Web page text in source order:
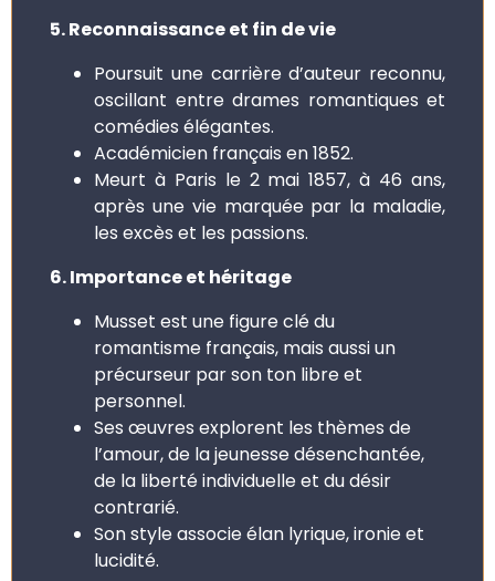
5. Reconnaissance et fin de vie
Poursuit une carrière d’auteur reconnu,
oscillant entre drames romantiques et
comédies élégantes.
Académicien français en 1852.
Meurt à Paris le 2 mai 1857, à 46 ans,
après une vie marquée par la maladie,
les excès et les passions.
6. Importance et héritage
Musset est une figure clé du
romantisme français, mais aussi un
précurseur par son ton libre et
personnel.
Ses œuvres explorent les thèmes de
l’amour, de la jeunesse désenchantée,
de la liberté individuelle et du désir
contrarié.
Son style associe élan lyrique, ironie et
lucidité.